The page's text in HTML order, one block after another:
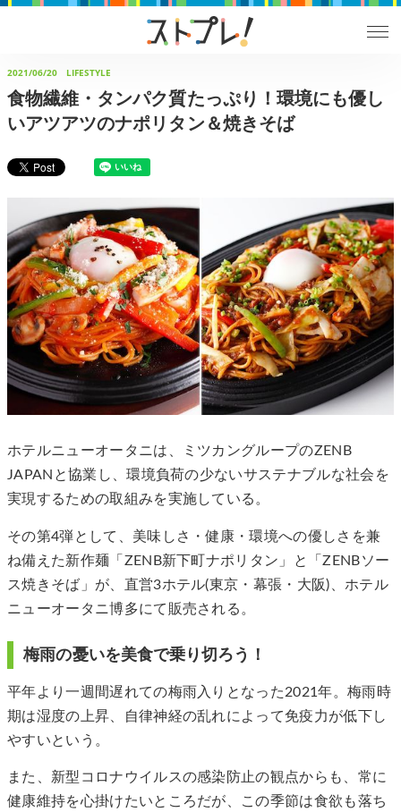
2021/06/20 LIFESTYLE
食物繊維・タンパク質たっぷり！環境にも優し
いアツアツのナポリタン＆焼きそば
ホテルニューオータニは、ミツカングループのZENB
JAPANと協業し、環境負荷の少ないサステナブルな社会を
実現するための取組みを実施している。
その第4弾として、美味しさ・健康・環境への優しさを兼
ね備えた新作麺「ZENB新下町ナポリタン」と「ZENBソー
ス焼きそば」が、直営3ホテル(東京・幕張・大阪)、ホテル
ニューオータニ博多にて販売される。
梅雨の憂いを美食で乗り切ろう！
平年より一週間遅れての梅雨入りとなった2021年。梅雨時
期は湿度の上昇、自律神経の乱れによって免疫力が低下し
やすいという。
また、新型コロナウイルスの感染防止の観点からも、常に
健康維持を心掛けたいところだが、この季節は食欲も落ち